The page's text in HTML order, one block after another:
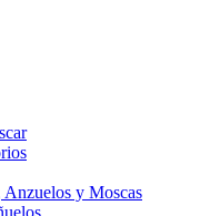
Anzuelos y Moscas